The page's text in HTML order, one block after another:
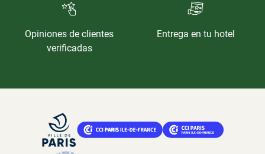
Opiniones de clientes
verificadas
Entrega en tu hotel